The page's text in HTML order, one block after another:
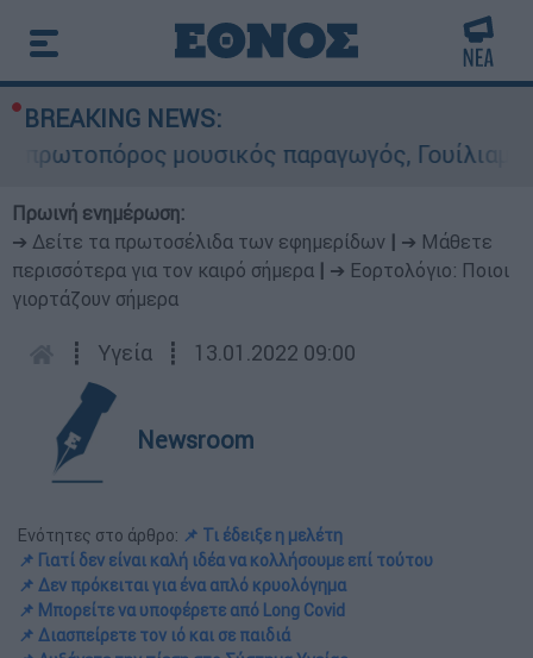
BREAKING NEWS:
μουσικός παραγωγός, Γουίλιαμ
Πρωινή ενημέρωση:
➔ Δείτε τα πρωτοσέλιδα των εφημερίδων
➔ Μάθετε
περισσότερα για τον καιρό σήμερα
➔ Εορτολόγιο: Ποιοι
γιορτάζουν σήμερα
┋ Υγεία ┋ 13.01.2022 09:00
Newsroom
Ενότητες στο άρθρο: 📌 Τι έδειξε η μελέτη
📌 Γιατί δεν είναι καλή ιδέα να κολλήσουμε επί τούτου
📌 Δεν πρόκειται για ένα απλό κρυολόγημα
📌 Μπορείτε να υποφέρετε από Long Covid
📌 Διασπείρετε τον ιό και σε παιδιά